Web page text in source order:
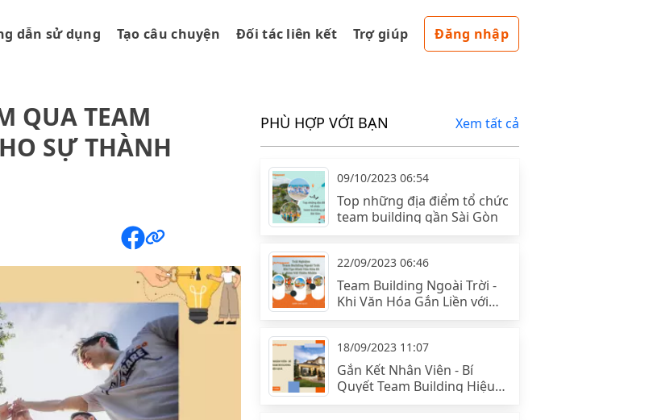
dẫn sử dụng Tạo câu chuyện Đối tác liên kết Trợ giúp Đăng nhập
QUA TEAM
SỰ THÀNH
PHÙ HỢP VỚI BẠN Xem tất cả
09/10/2023 06:54
Top những địa điểm tổ chức
team building gần Sài Gòn
22/09/2023 06:46
Team Building Ngoài Trời -
Khi Văn Hóa Gắn Liền với
Thiên Nhiên
18/09/2023 11:07
Gắn Kết Nhân Viên - Bí
Quyết Team Building Hiệu
Quả